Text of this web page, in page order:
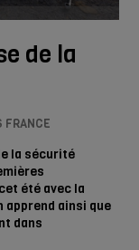
de la
FRANCE
la sécurité
été avec la
apprend ainsi que
dans